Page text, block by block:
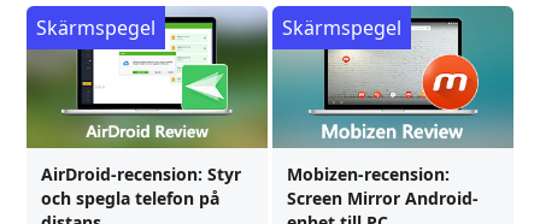
AirDroid-recension: Styr
och spegla telefon på
Skärmspegel
Mobizen-recension:
Screen Mirror Android-
Skärmspegel